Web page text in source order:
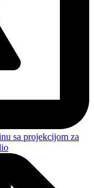
sa projekcijom za